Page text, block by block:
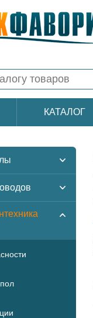
КАТАЛОГ